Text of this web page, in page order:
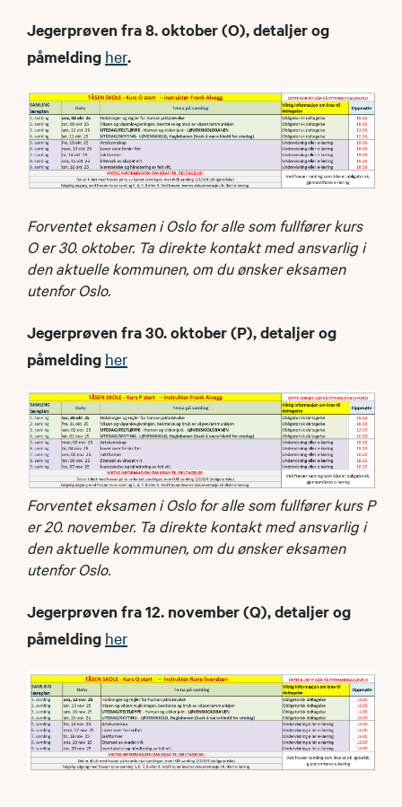
Jegerprøven fra 8. oktober (O), detaljer og
påmelding her.
Forventet eksamen i Oslo for alle som fullfører kurs
O er 30. oktober. Ta direkte kontakt med ansvarlig i
den aktuelle kommunen, om du ønsker eksamen
utenfor Oslo.
Jegerprøven fra 30. oktober (P), detaljer og
påmelding her
Forventet eksamen i Oslo for alle som fullfører kurs P
er 20. november. Ta direkte kontakt med ansvarlig i
den aktuelle kommunen, om du ønsker eksamen
utenfor Oslo.
Jegerprøven fra 12. november (Q), detaljer og
påmelding her